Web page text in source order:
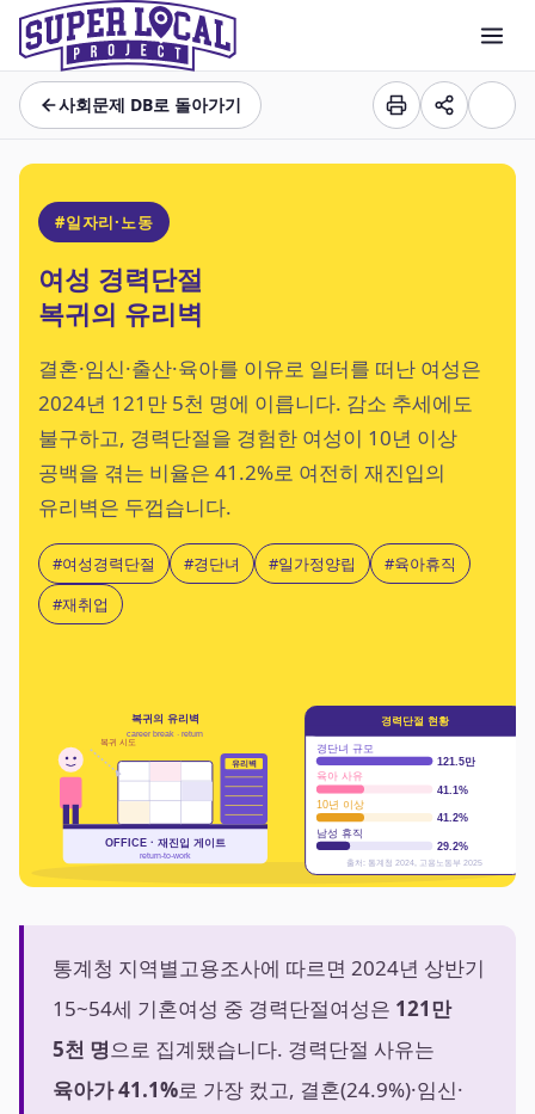
사회문제 DB로 돌아가기
#일자리·노동
여성 경력단절
복귀의 유리벽
결혼·임신·출산·육아를 이유로 일터를 떠난 여성은
2024년 121만 5천 명에 이릅니다. 감소 추세에도
불구하고, 경력단절을 경험한 여성이 10년 이상
공백을 겪는 비율은 41.2%로 여전히 재진입의
유리벽은 두껍습니다.
#여성경력단절 #경단녀 #일가정양립
#육아휴직
#재취업
OFFICE · 재진입 게이트
return-to-work
복귀 시도
유리벽
복귀의 유리벽
career break · return
경력단절 현황
경단녀 규모
121.5만
육아 사유
41.1%
10년 이상
41.2%
남성 휴직
29.2%
출처: 통계청 2024, 고용노동부 2025
통계청 지역별고용조사에 따르면 2024년 상반기
15~54세 기혼여성 중 경력단절여성은 121만
5천 명으로 집계됐습니다. 경력단절 사유는
육아가 41.1%로 가장 컸고, 결혼(24.9%)·임신·